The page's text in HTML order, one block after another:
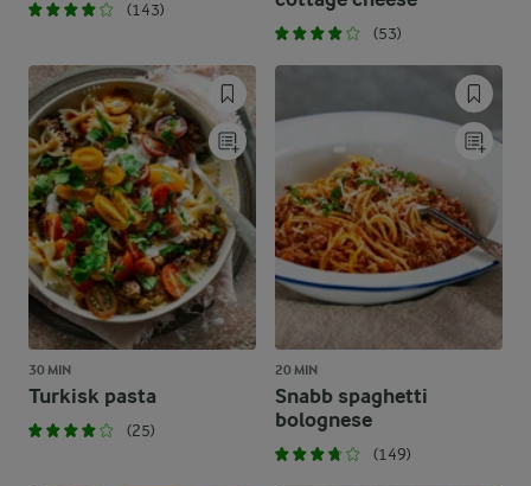
(143)
(53)
30 MIN
Turkisk pasta
(25)
20 MIN
Snabb spaghetti
bolognese
(149)